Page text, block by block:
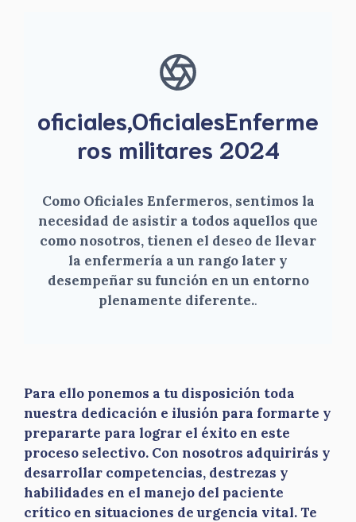
oficiales,OficialesEnferme
ros militares 2024
Como Oficiales Enfermeros, sentimos la
necesidad de asistir a todos aquellos que
como nosotros, tienen el deseo de llevar
la enfermería a un rango later y
desempeñar su función en un entorno
plenamente diferente..
Para ello ponemos a tu disposición toda
nuestra dedicación e ilusión para formarte y
prepararte para lograr el éxito en este
proceso selectivo. Con nosotros adquirirás y
desarrollar competencias, destrezas y
habilidades en el manejo del paciente
crítico en situaciones de urgencia vital. Te